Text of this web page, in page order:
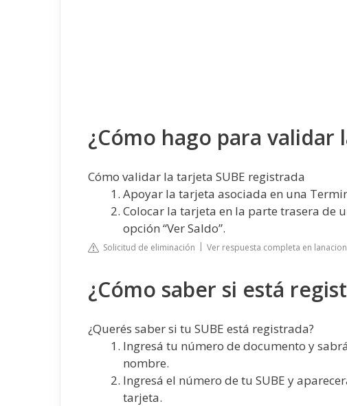
¿Cómo hago para validar
Cómo validar la tarjeta SUBE registrada
Apoyar la tarjeta asociada en una
Colocar la tarjeta en la parte trasera de
opción “Ver Saldo”.
Solicitud de eliminación Ver respuesta completa en
¿Cómo saber si está
¿Querés saber si tu SUBE está registrada?
Ingresá tu número de documento y
nombre.
Ingresá el número de tu SUBE y
tarjeta.